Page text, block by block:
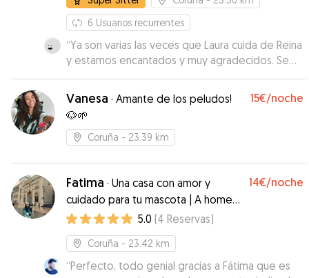
6 Usuarios recurrentes
“Ya son varias las veces que Laura cuida de Reina
y estamos encantados y muy agradecidos. Se
encarga de sus paseos y está siempre
pendiente de respondernos, Reina la vemos
feliz y no me extraña! ”
Vanesa · Amante de los peludos!
🐶🌱
15€/noche
Coruña - 23.39 km
Fatima · Una casa con amor y
cuidado para tu mascota | A home
with love & care for your pet
14€/noche
5.0 (4 Reservas)
Coruña - 23.42 km
“Perfecto, todo genial gracias a Fátima que es